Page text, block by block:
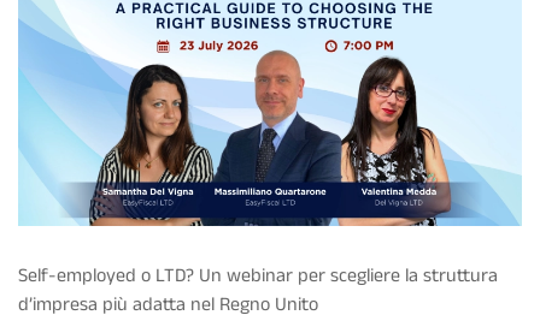
Self-employed o LTD? Un webinar per scegliere la struttura
d’impresa più adatta nel Regno Unito